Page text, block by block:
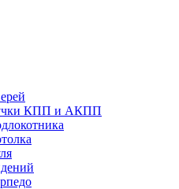
КПП и АКПП